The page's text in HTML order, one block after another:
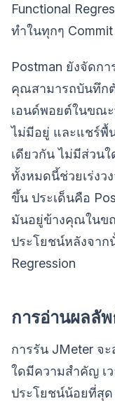
Functional
ทำในทุกๆ Commit
Postman ยังจัดก
คุณสามารถบันทึก
เอนด์พอยต์ในขณ
ไม่มีอยู่ และแชร์พื้
เดียวกัน ไม่มีส่วน
ทั้งหมดนี้ช่วยเร่งว
ขึ้น ประเด็นคือ
มันอยู่ข้างคุณในข
ประโยชน์หลังจาก
Regression
การอ่านผลลั
การรัน JMeter จ
ใดมีความสำคัญ เ
ประโยชน์น้อยที่สุด